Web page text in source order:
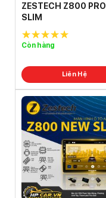
ZESTECH Z800 PRO
SLIM
5.0out of
Còn hàng
Liên Hệ